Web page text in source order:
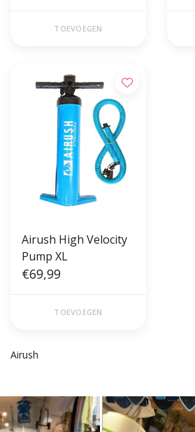
TOEVOEGEN
Airush High Velocity
Pump XL
€69,99
TOEVOEGEN
Airush